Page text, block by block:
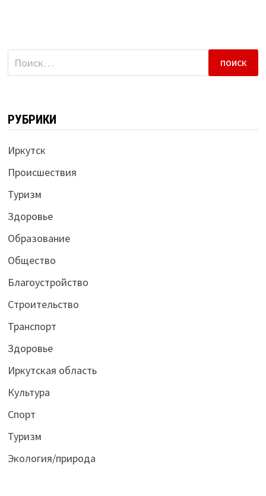
Найти:
РУБРИКИ
Иркутск
Происшествия
Туризм
Здоровье
Образование
Общество
Благоустройство
Строительство
Транспорт
Здоровье
Иркутская область
Культура
Спорт
Туризм
Экология/природа